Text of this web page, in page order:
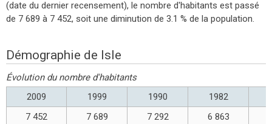
(date du dernier recensement), le nombre d'habitants est passé
de 7 689 à 7 452, soit une diminution de 3.1 % de la population.
Démographie de Isle
Évolution du nombre d'habitants
2009
1999 1990 1982
7 452
7 689 7 292 6 863